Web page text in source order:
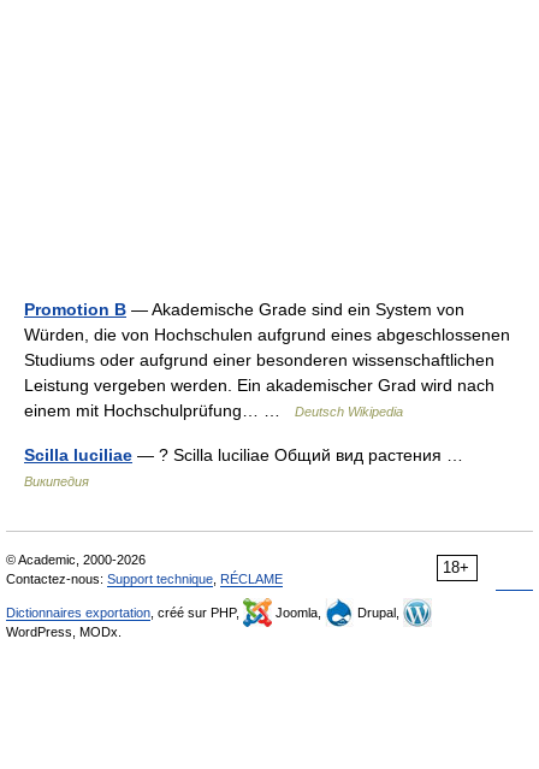
Promotion B — Akademische Grade sind ein System von
Würden, die von Hochschulen aufgrund eines abgeschlossenen
Studiums oder aufgrund einer besonderen wissenschaftlichen
Leistung vergeben werden. Ein akademischer Grad wird nach
einem mit Hochschulprüfung… …
Deutsch Wikipedia
Scilla luciliae — ? Scilla luciliae Общий вид растения …
Википедия
18+
© Academic, 2000-2026
Contactez-nous: Support technique RÉCLAME
Dictionnaires exportation , créé sur PHP, Joomla,
Drupal,
WordPress, MODx.